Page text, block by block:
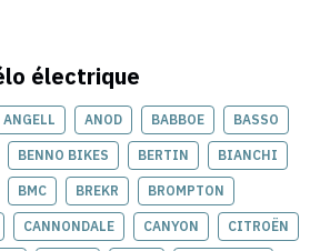
électrique
ANGELL ANOD BABBOE BASSO
BENNO BIKES BERTIN BIANCHI
BMC BREKR BROMPTON
CANNONDALE CANYON CITROËN